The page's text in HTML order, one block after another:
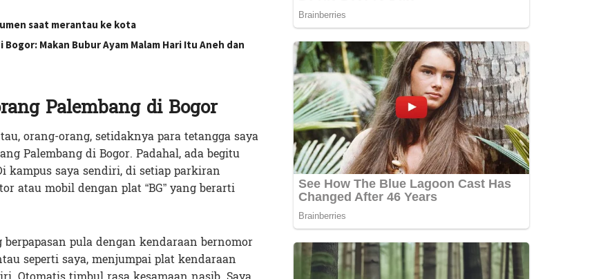
saat merantau ke kota
Makan Bubur Ayam Malam Hari Itu Aneh dan
Palembang di Bogor
orang-orang, setidaknya para tetangga saya
Palembang di Bogor. Padahal, ada begitu
kampus saya sendiri, di setiap parkiran
atau mobil dengan plat “BG” yang berarti
pula dengan kendaraan bernomor
seperti saya, menjumpai plat kendaraan